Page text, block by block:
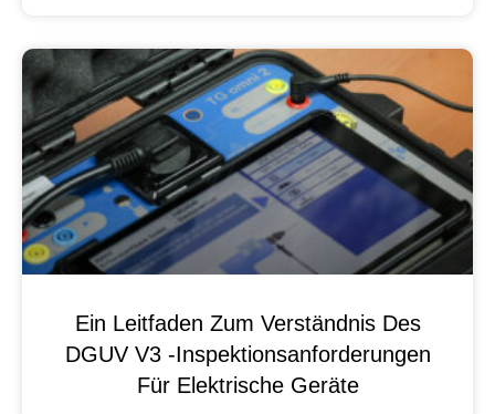
Ein Leitfaden Zum Verständnis Des
DGUV V3 -Inspektionsanforderungen
Für Elektrische Geräte